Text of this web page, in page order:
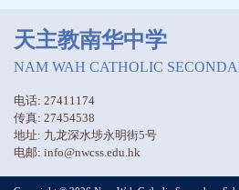
天主教南华中学
NAM WAH CATHOLIC
电话: 27411174
传真: 27454538
地址: 九龙深水埗永明街5号
电邮: info@nwcss.edu.hk